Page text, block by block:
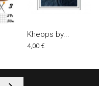
Kheops by...
4,00 €